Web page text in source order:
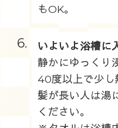
もOK。
6.
いよいよ浴槽に
静かにゆっくり
40度以上で少し
髪が長い人は湯
ください。